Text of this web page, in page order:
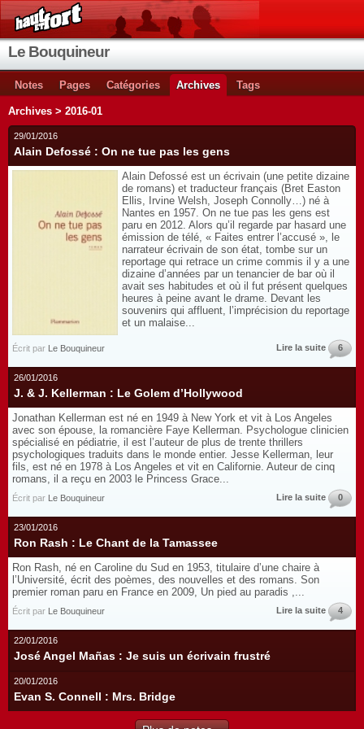
Le Bouquineur
Notes Pages Catégories Archives Tags
Archives > 2016-01
29/01/2016
Alain Defossé : On ne tue pas les gens
Alain Defossé est un écrivain (une petite dizaine
de romans) et traducteur français (Bret Easton
Ellis, Irvine Welsh, Joseph Connolly…) né à
Nantes en 1957. On ne tue pas les gens est
paru en 2012. Alors qu’il regarde par hasard une
émission de télé, « Faites entrer l’accusé », le
narrateur écrivain de son état, tombe sur un
reportage qui retrace un crime commis il y a une
dizaine d’années par un tenancier de bar où il
avait ses habitudes et où il fut présent quelques
heures à peine avant le drame. Devant les
souvenirs qui affluent, l’imprécision du reportage
et un malaise...
Écrit par Le Bouquineur Lire la suite 6
26/01/2016
J. & J. Kellerman : Le Golem d’Hollywood
Jonathan Kellerman est né en 1949 à New York et vit à Los Angeles
avec son épouse, la romancière Faye Kellerman. Psychologue clinicien
spécialisé en pédiatrie, il est l’auteur de plus de trente thrillers
psychologiques traduits dans le monde entier. Jesse Kellerman, leur
fils, est né en 1978 à Los Angeles et vit en Californie. Auteur de cinq
romans, il a reçu en 2003 le Princess Grace...
Écrit par Le Bouquineur Lire la suite 0
23/01/2016
Ron Rash : Le Chant de la Tamassee
Ron Rash, né en Caroline du Sud en 1953, titulaire d’une chaire à
l’Université, écrit des poèmes, des nouvelles et des romans. Son
premier roman paru en France en 2009, Un pied au paradis ,...
Écrit par Le Bouquineur Lire la suite 4
22/01/2016
José Angel Mañas : Je suis un écrivain frustré
20/01/2016
Evan S. Connell : Mrs. Bridge